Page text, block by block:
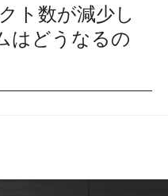
ト数が減少し
はどうなるの